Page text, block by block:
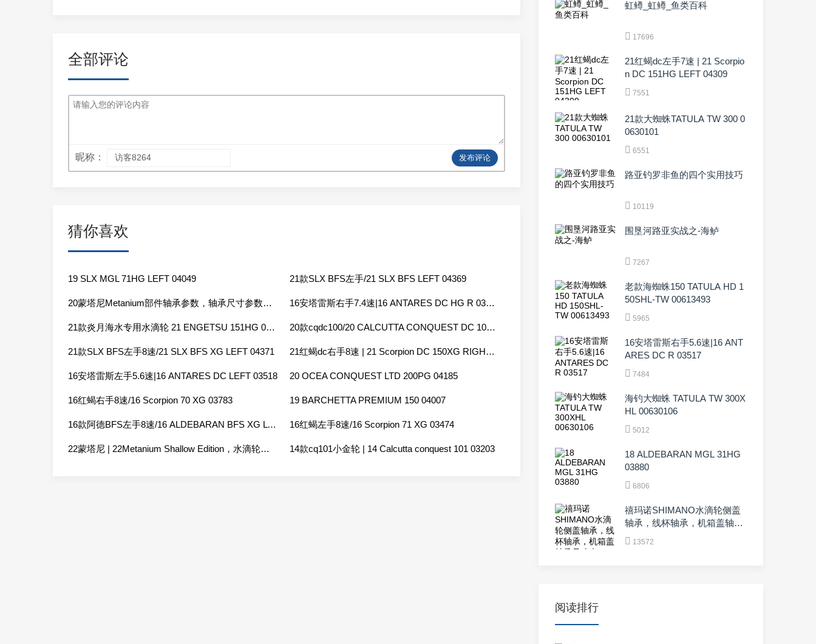
全部评论
昵称： 发布评论
猜你喜欢
19 SLX MGL 71HG LEFT 04049 21款SLX BFS左手/21 SLX BFS LEFT 04369
20蒙塔尼Metanium部件轴承参数，轴承尺寸参数，04113，04115，04117 16安塔雷斯右手7.4速|16 ANTARES DC HG R 03519
21款炎月海水专用水滴轮 21 ENGETSU 151HG 04305 20款cqdc100/20 CALCUTTA CONQUEST DC 100 RIGHT 04083
21款SLX BFS左手8速/21 SLX BFS XG LEFT 04371 21红蝎dc右手8速 | 21 Scorpion DC 150XG RIGHT 04310
16安塔雷斯左手5.6速|16 ANTARES DC LEFT 03518 20 OCEA CONQUEST LTD 200PG 04185
16红蝎右手8速/16 Scorpion 70 XG 03783 19 BARCHETTA PREMIUM 150 04007
16款阿德BFS左手8速/16 ALDEBARAN BFS XG L 03516 16红蝎左手8速/16 Scorpion 71 XG 03474
22蒙塔尼 | 22Metanium Shallow Edition，水滴轮拆卸图解044785 14款cq101小金轮 | 14 Calcutta conquest 101 03203
虹鳟_虹鳟_鱼类百科
17696
21红蝎dc左手7速 | 21 Scorpio
n DC 151HG LEFT 04309
7551
21款大蜘蛛TATULA TW 300 0
0630101
6551
路亚钓罗非鱼的四个实用技巧
10119
围垦河路亚实战之-海鲈
7267
老款海蜘蛛150 TATULA HD 1
50SHL-TW 00613493
5965
16安塔雷斯右手5.6速|16 ANT
ARES DC R 03517
7484
海钓大蜘蛛 TATULA TW 300X
HL 00630106
5012
18 ALDEBARAN MGL 31HG
03880
6806
禧玛诺SHIMANO水滴轮侧盖
轴承，线杯轴承，机箱盖轴承
尺寸表
13572
阅读排行